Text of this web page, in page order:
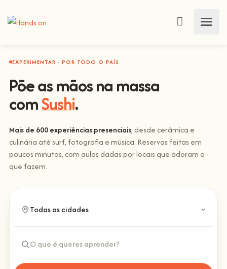
EXPERIMENTAR · POR TODO O PAÍS
Põe as mãos na massa
comSushi.
Mais de 600 experiências presenciais, desde cerâmica e
culinária até surf, fotografia e música. Reservas feitas em
poucos minutos, com aulas dadas por locais que adoram o
que fazem.